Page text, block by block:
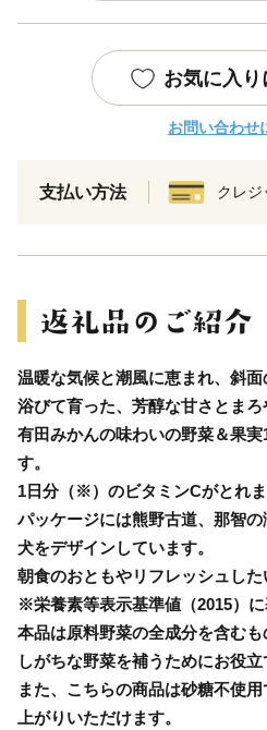
お気に入
お問い合わせ
支払い方法 クレジ
温暖な気候と潮風に恵まれ、斜
浴びて育った、芳醇な甘さとま
有田みかんの味わいの野菜＆果
す。
1日分（※）のビタミンCがとれま
パッケージには熊野古道、那智
犬をデザインしています。
朝食のおともやリフレッシュした
※栄養素等表示基準値（2015）に
本品は原料野菜の全成分を含む
しがちな野菜を補うためにお役立
また、こちらの商品は砂糖不使
上がりいただけます。